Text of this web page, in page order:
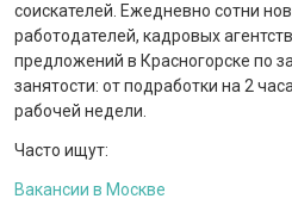
соискателей. Ежедневно сотни
работодателей, кадровых
предложений в Красногорске по
занятости: от подработки на 2
рабочей недели.
Часто ищут:
Вакансии в Москве